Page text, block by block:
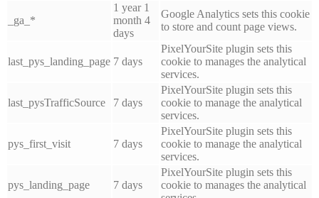
_ga_*
1 year 1
month 4
days
Google Analytics sets this cookie
to store and count page views.
last_pys_landing_page 7 days
PixelYourSite plugin sets this
cookie to manages the analytical
services.
last_pysTrafficSource 7 days
PixelYourSite plugin sets this
cookie to manage the analytical
services.
pys_first_visit 7 days
PixelYourSite plugin sets this
cookie to manage the analytical
services.
pys_landing_page 7 days
PixelYourSite plugin sets this
cookie to manages the analytical